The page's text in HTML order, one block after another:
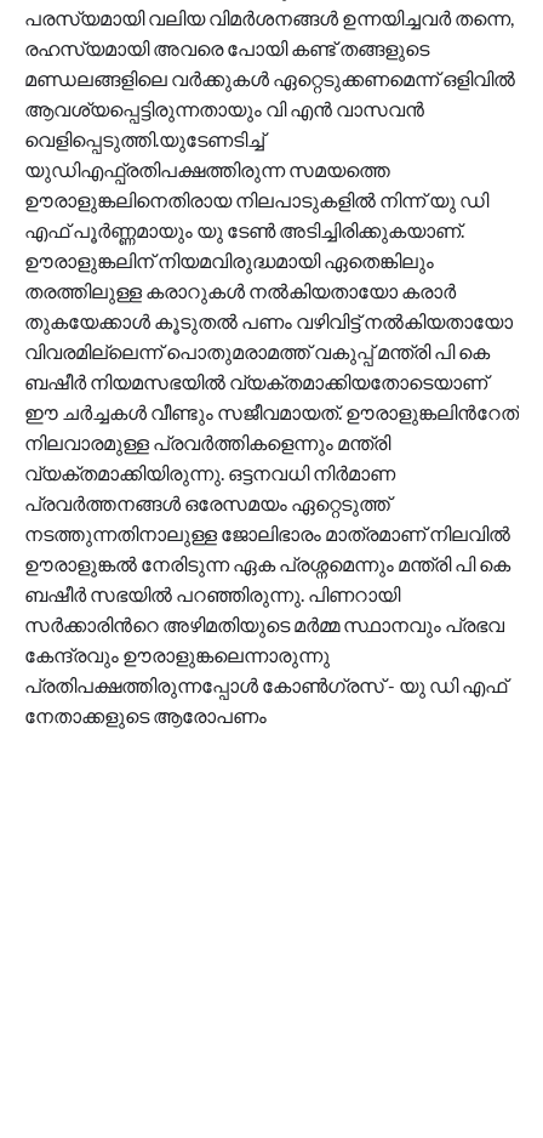
പരസ്യമായി വലിയ വിമർശനങ്ങൾ ഉന്നയിച്ചവർ തന്നെ,
രഹസ്യമായി അവരെ പോയി കണ്ട് തങ്ങളുടെ
മണ്ഡലങ്ങളിലെ വർക്കുകൾ ഏറ്റെടുക്കണമെന്ന് ഒളിവിൽ
ആവശ്യപ്പെട്ടിരുന്നതായും വി എൻ വാസവൻ
വെളിപ്പെടുത്തി.യുടേണടിച്ച്
യുഡിഎഫ്പ്രതിപക്ഷത്തിരുന്ന സമയത്തെ
ഊരാളുങ്കലിനെതിരായ നിലപാടുകളിൽ നിന്ന് യു ഡി
എഫ് പൂർണ്ണമായും യു ടേൺ അടിച്ചിരിക്കുകയാണ്.
ഊരാളുങ്കലിന് നിയമവിരുദ്ധമായി ഏതെങ്കിലും
തരത്തിലുള്ള കരാറുകൾ നൽകിയതായോ കരാർ
തുകയേക്കാൾ കൂടുതൽ പണം വഴിവിട്ട് നൽകിയതായോ
വിവരമില്ലെന്ന് പൊതുമരാമത്ത് വകുപ്പ് മന്ത്രി പി കെ
ബഷീർ നിയമസഭയിൽ വ്യക്തമാക്കിയതോടെയാണ്
ഈ ചർച്ചകൾ വീണ്ടും സജീവമായത്. ഊരാളുങ്കലിന്‍റേത്
നിലവാരമുള്ള പ്രവര്‍ത്തികളെന്നും മന്ത്രി
വ്യക്തമാക്കിയിരുന്നു. ഒട്ടനവധി നിർമാണ
പ്രവർത്തനങ്ങൾ ഒരേസമയം ഏറ്റെടുത്ത്
നടത്തുന്നതിനാലുള്ള ജോലിഭാരം മാത്രമാണ് നിലവിൽ
ഊരാളുങ്കൽ നേരിടുന്ന ഏക പ്രശ്നമെന്നും മന്ത്രി പി കെ
ബഷീർ സഭയിൽ പറഞ്ഞിരുന്നു. പിണറായി
സര്‍ക്കാരിന്‍റെ അഴിമതിയുടെ മര്‍മ്മ സ്ഥാനവും പ്രഭവ
കേന്ദ്രവും ഊരാളുങ്കലെന്നാരുന്നു
പ്രതിപക്ഷത്തിരുന്നപ്പോള്‍ കോണ്‍ഗ്രസ് - യു ഡി എഫ്
നേതാക്കളുടെ ആരോപണം